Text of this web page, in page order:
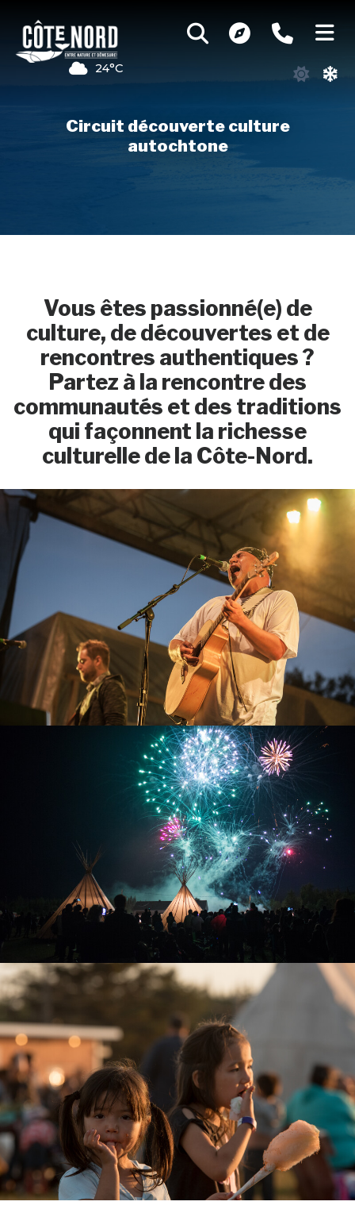
24°C
Circuit découverte culture
autochtone
Vous êtes passionné(e) de
culture, de découvertes et de
rencontres authentiques ?
Partez à la rencontre des
communautés et des traditions
qui façonnent la richesse
culturelle de la Côte-Nord.